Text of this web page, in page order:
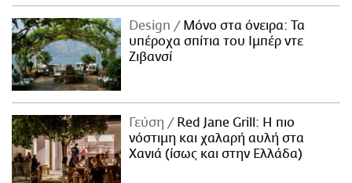
Design
Μόνο στα όνειρα: Τα
υπέροχα σπίτια του Ιμπέρ ντε
Ζιβανσί
Γεύση
Red Jane Grill: Η πιο
νόστιμη και χαλαρή αυλή στα
Χανιά (ίσως και στην Ελλάδα)